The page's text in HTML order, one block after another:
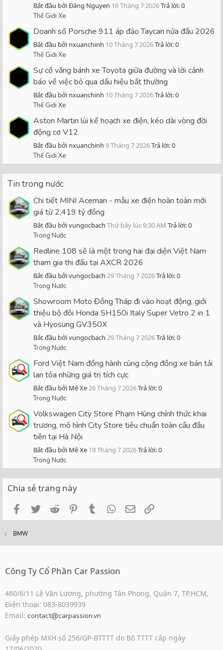
Bắt đầu bởi Đăng Nguyen 16 Tháng 7 2026Trả lời: 0
Thế Giới Xe
Doanh số Porsche 911 áp đảo Taycan nửa đầu 2026
Bắt đầu bởi nxuanchinh 10 Tháng 7 2026Trả lời: 0
Thế Giới Xe
Sự cố văng bánh xe Toyota giữa đường và lời cảnh
báo về việc bỏ qua dấu hiệu bất thường
Bắt đầu bởi nxuanchinh 10 Tháng 7 2026Trả lời: 0
Thế Giới Xe
Aston Martin lùi kế hoạch xe điện, kéo dài vòng đời
động cơ V12
Bắt đầu bởi nxuanchinh 9 Tháng 7 2026Trả lời: 0
Thế Giới Xe
Tin trong nước
Chi tiết MINI Aceman - mẫu xe điện hoàn toàn mới
giá từ 2,419 tỷ đồng
Bắt đầu bởi vungocbach Thứ bảy lúc 9:30 AM Trả lời: 0
Trong Nước
Redline 108 sẽ là một trong hai đại diện Việt Nam
tham gia thi đấu tại AXCR 2026
Bắt đầu bởi vungocbach 29 Tháng 7 2026Trả lời: 0
Trong Nước
Showroom Moto Đồng Tháp đi vào hoạt động, giới
thiệu bộ đôi Honda SH150i Italy Super Vetro 2 in 1
và Hyosung GV350X
Bắt đầu bởi vungocbach 29 Tháng 7 2026Trả lời: 0
Trong Nước
Ford Việt Nam đồng hành cùng cộng đồng xe bán tải
lan tỏa những giá trị tích cực
Bắt đầu bởi Mê Xe26 Tháng 7 2026Trả lời: 0
Trong Nước
Volkswagen City Store Phạm Hùng chính thức khai
trương, mô hình City Store tiêu chuẩn toàn cầu đầu
tiên tại Hà Nội
Bắt đầu bởi Mê Xe 19 Tháng 7 2026Trả lời: 0
Trong Nước
Chia sẻ trang này
FacebookTwitterReddit PinterestTumblrWhatsApp
Email
BMW
Công Ty Cổ Phần Car Passion
460/6/11 Lê Văn Lương, phường Tân Phong, Quận 7, TP.HCM,
Điện thoại: 083-8039939
Email: contact@carpassion.vn
Giấy phép MXH số 256/GP-BTTTT do Bộ TTTT cấp ngày